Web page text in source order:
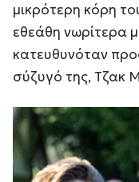
μικρότερη κόρη
εθεάθη νωρίτερα
κατευθυνόταν
σύζυγό της, Τζακ